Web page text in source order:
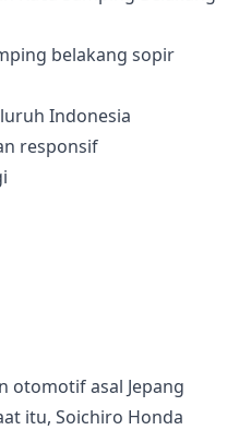
belakang sopir
Indonesia
responsif
otomotif asal Jepang
itu, Soichiro Honda